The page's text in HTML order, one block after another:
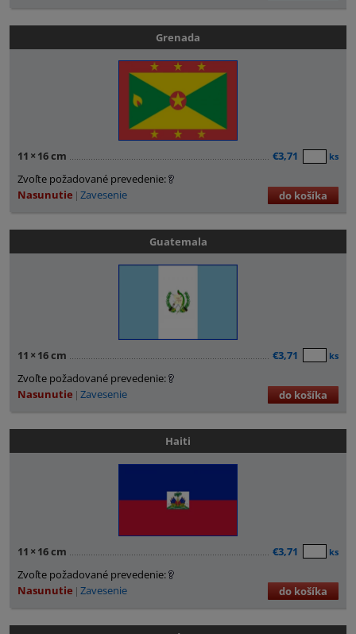
Grenada
11 × 16 cm €3,71 ks
Zvoľte požadované prevedenie:
Nasunutie Zavesenie do košíka
Guatemala
11 × 16 cm €3,71 ks
Zvoľte požadované prevedenie:
Nasunutie Zavesenie do košíka
Haiti
11 × 16 cm €3,71 ks
Zvoľte požadované prevedenie:
Nasunutie Zavesenie do košíka